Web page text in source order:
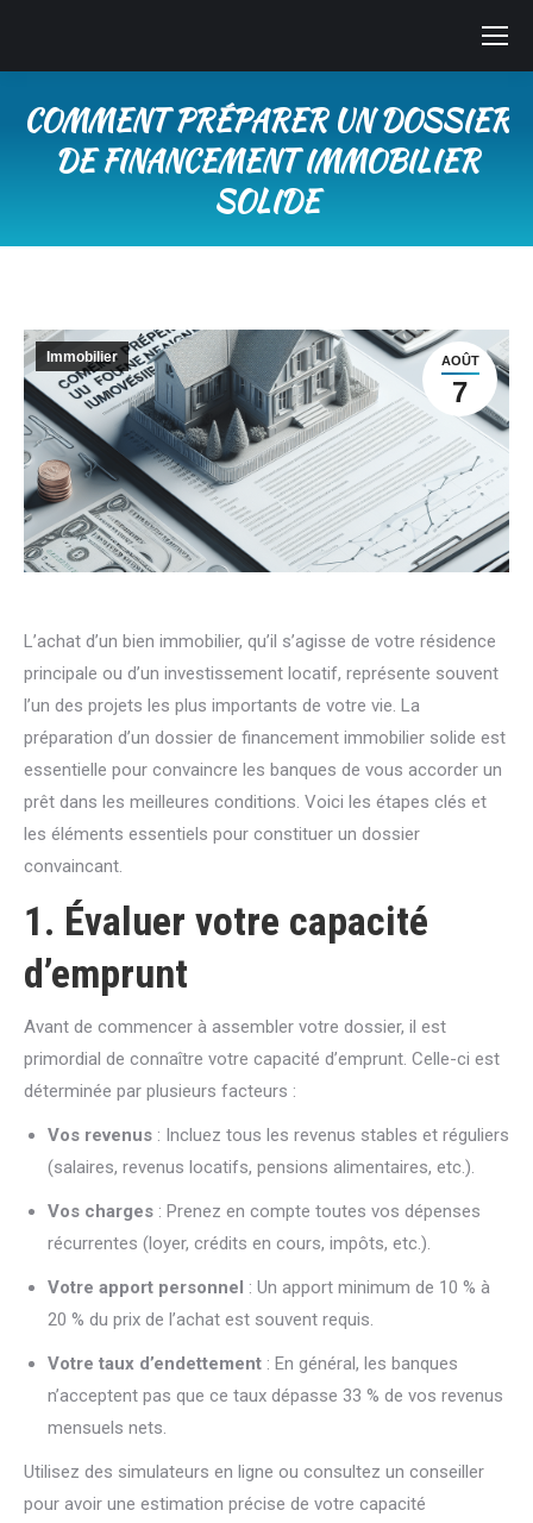
COMMENT PRÉPARER UN DOSSIER
DE FINANCEMENT IMMOBILIER
SOLIDE
AOÛT
7
Immobilier
L’achat d’un bien immobilier, qu’il s’agisse de votre résidence
principale ou d’un investissement locatif, représente souvent
l’un des projets les plus importants de votre vie. La
préparation d’un dossier de financement immobilier solide est
essentielle pour convaincre les banques de vous accorder un
prêt dans les meilleures conditions. Voici les étapes clés et
les éléments essentiels pour constituer un dossier
convaincant.
1. Évaluer votre capacité
d’emprunt
Avant de commencer à assembler votre dossier, il est
primordial de connaître votre capacité d’emprunt. Celle-ci est
déterminée par plusieurs facteurs :
Vos revenus : Incluez tous les revenus stables et réguliers
(salaires, revenus locatifs, pensions alimentaires, etc.).
Vos charges : Prenez en compte toutes vos dépenses
récurrentes (loyer, crédits en cours, impôts, etc.).
Votre apport personnel : Un apport minimum de 10 % à
20 % du prix de l’achat est souvent requis.
Votre taux d’endettement : En général, les banques
n’acceptent pas que ce taux dépasse 33 % de vos revenus
mensuels nets.
Utilisez des simulateurs en ligne ou consultez un conseiller
pour avoir une estimation précise de votre capacité